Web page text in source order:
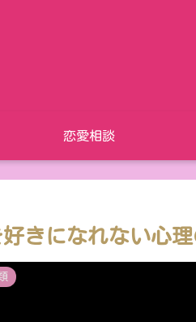
恋愛相談
好きになれない心